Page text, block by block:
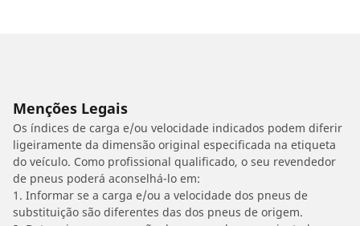
Menções Legais
Os índices de carga e/ou velocidade indicados podem diferir
ligeiramente da dimensão original especificada na etiqueta
do veículo. Como profissional qualificado, o seu revendedor
de pneus poderá aconselhá-lo em:
1. Informar se a carga e/ou a velocidade dos pneus de
substituição são diferentes das dos pneus de origem.